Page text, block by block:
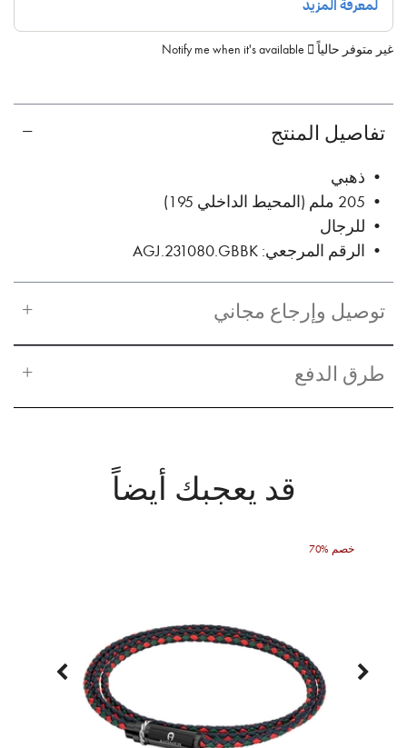
غير متوفر حالياً Notify me when it's available
تفاصيل المنتج
• ذهبي
• 205 ملم (المحيط الداخلي 195)
• للرجال
• الرقم المرجعي: AGJ.231080.GBBK
توصيل وإرجاع مجاني
طرق الدفع
قد يعجبك أيضاً
70% خصم